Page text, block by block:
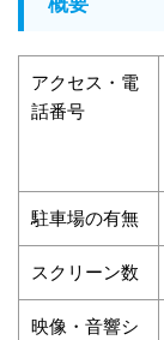
アクセス・電
話番号
駐車場の有無
スクリーン数
映像・音響シ